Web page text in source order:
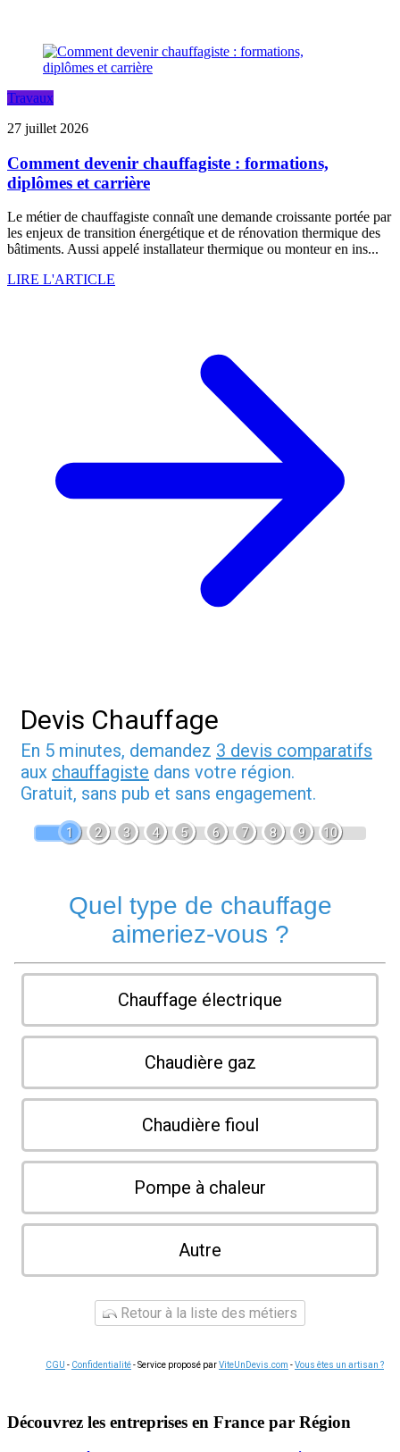
Travaux
27 juillet 2026
Comment devenir chauffagiste : formations,
diplômes et carrière
Le métier de chauffagiste connaît une demande croissante portée par
les enjeux de transition énergétique et de rénovation thermique des
bâtiments. Aussi appelé installateur thermique ou monteur en ins...
LIRE L'ARTICLE
Devis Chauffage
En 5 minutes, demandez 3 devis comparatifs
aux chauffagiste dans votre région.
Gratuit, sans pub et sans engagement.
1 2 3 4 5 6 7 8 9 10
Quel type de chauffage
aimeriez-vous ?
Chauffage électrique
Chaudière gaz
Chaudière fioul
Pompe à chaleur
Autre
Retour à la liste des métiers
CGU - Confidentialité- Service proposé parViteUnDevis.com -Vous êtes un artisan ?
Découvrez les entreprises en France par Région